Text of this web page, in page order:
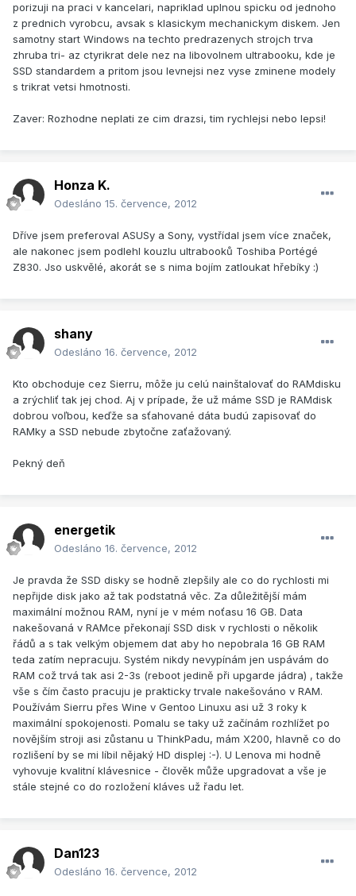
porizuji na praci v kancelari, napriklad uplnou spicku od jednoho
z prednich vyrobcu, avsak s klasickym mechanickym diskem. Jen
samotny start Windows na techto predrazenych strojch trva
zhruba tri- az ctyrikrat dele nez na libovolnem ultrabooku, kde je
SSD standardem a pritom jsou levnejsi nez vyse zminene modely
s trikrat vetsi hmotnosti.
Zaver: Rozhodne neplati ze cim drazsi, tim rychlejsi nebo lepsi!
Honza K.
Odesláno 15. července, 2012
Dříve jsem preferoval ASUSy a Sony, vystřídal jsem více značek,
ale nakonec jsem podlehl kouzlu ultrabooků Toshiba Portégé
Z830. Jso uskvělé, akorát se s nima bojím zatloukat hřebíky :)
shany
Odesláno 16. července, 2012
Kto obchoduje cez Sierru, môže ju celú nainštalovať do RAMdisku
a zrýchliť tak jej chod. Aj v prípade, že už máme SSD je RAMdisk
dobrou voľbou, keďže sa sťahované dáta budú zapisovať do
RAMky a SSD nebude zbytočne zaťažovaný.
Pekný deň
energetik
Odesláno 16. července, 2012
Je pravda že SSD disky se hodně zlepšily ale co do rychlosti mi
nepřijde disk jako až tak podstatná věc. Za důležitější mám
maximální možnou RAM, nyní je v mém noťasu 16 GB. Data
nakešovaná v RAMce překonají SSD disk v rychlosti o několik
řádů a s tak velkým objemem dat aby ho nepobrala 16 GB RAM
teda zatím nepracuju. Systém nikdy nevypínám jen uspávám do
RAM což trvá tak asi 2-3s (reboot jedině při upgarde jádra) , takže
vše s čím často pracuju je prakticky trvale nakešováno v RAM.
Používám Sierru přes Wine v Gentoo Linuxu asi už 3 roky k
maximální spokojenosti. Pomalu se taky už začínám rozhlížet po
novějším stroji asi zůstanu u ThinkPadu, mám X200, hlavně co do
rozlišení by se mi líbil nějaký HD displej :-). U Lenova mi hodně
vyhovuje kvalitní klávesnice - člověk může upgradovat a vše je
stále stejné co do rozložení kláves už řadu let.
Dan123
Odesláno 16. července, 2012